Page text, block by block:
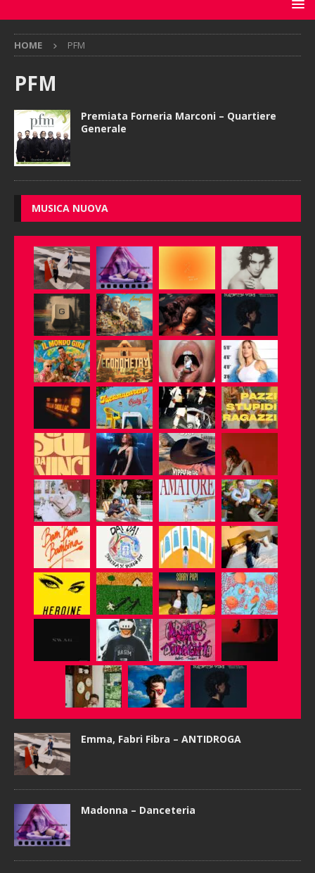
HOME PFM
PFM
Premiata Forneria Marconi – Quartiere
Generale
MUSICA NUOVA
Emma, Fabri Fibra – ANTIDROGA
Madonna – Danceteria